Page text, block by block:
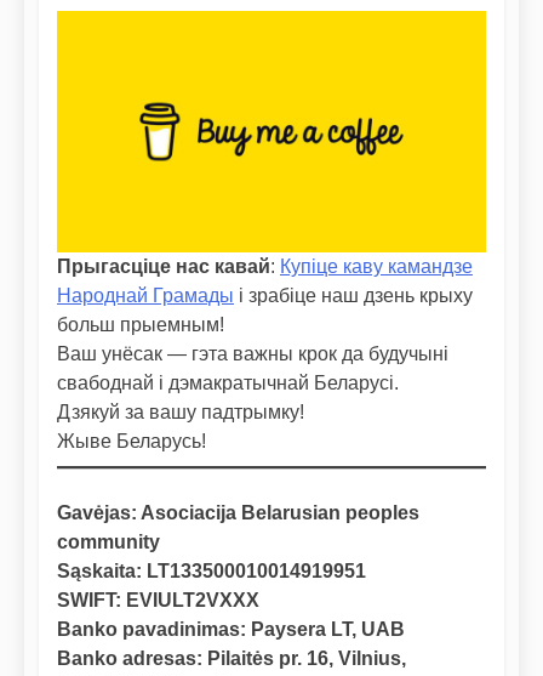
Прыгасціце нас кавай: Купіце каву камандзе
Народнай Грамады і зрабіце наш дзень крыху
больш прыемным!
Ваш унёсак — гэта важны крок да будучыні
свабоднай і дэмакратычнай Беларусі.
Дзякуй за вашу падтрымку!
Жыве Беларусь!
Gavėjas: Asociacija Belarusian peoples
community
Sąskaita: LT133500010014919951
SWIFT: EVIULT2VXXX
Banko pavadinimas: Paysera LT, UAB
Banko adresas: Pilaitės pr. 16, Vilnius,